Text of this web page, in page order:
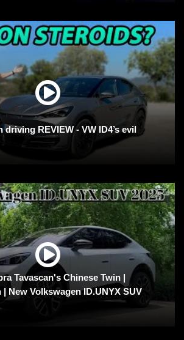
driving REVIEW - VW ID4’s evil
Tavascan's Chinese Twin |
New Volkswagen ID.UNYX SUV